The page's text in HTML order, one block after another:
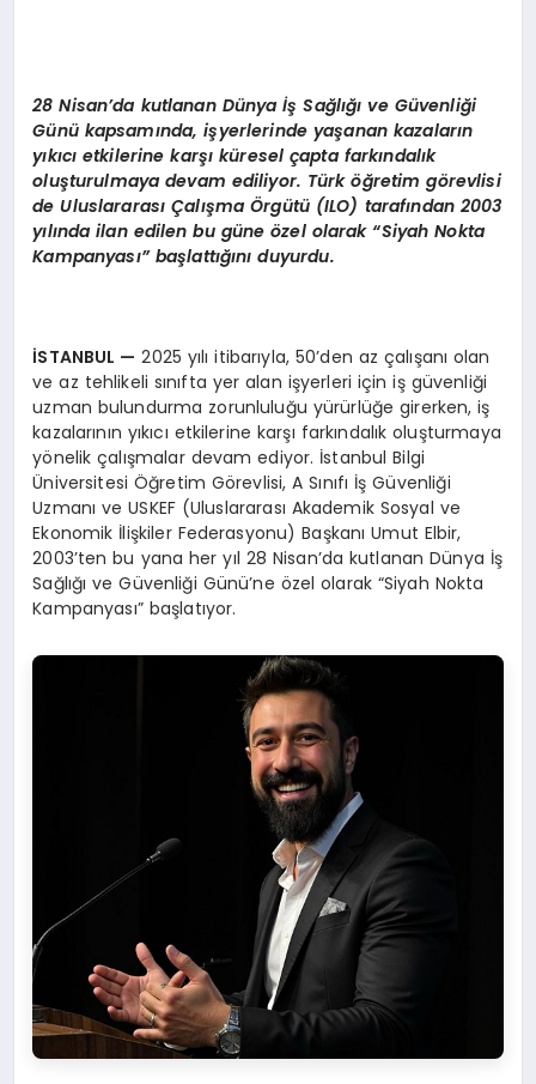
28 Nisan’da kutlanan Dünya İş Sağlığı ve Güvenliği
Günü kapsamında, işyerlerinde yaşanan kazaların
yıkıcı etkilerine karşı küresel çapta farkındalık
oluşturulmaya devam ediliyor. Türk öğretim görevlisi
de Uluslararası Çalışma Örgütü (ILO) tarafından 2003
yılında ilan edilen bu güne özel olarak “Siyah Nokta
Kampanyası” başlattığını duyurdu.
İSTANBUL — 2025 yılı itibarıyla, 50’den az çalışanı olan
ve az tehlikeli sınıfta yer alan işyerleri için iş güvenliği
uzman bulundurma zorunluluğu yürürlüğe girerken, iş
kazalarının yıkıcı etkilerine karşı farkındalık oluşturmaya
yönelik çalışmalar devam ediyor. İstanbul Bilgi
Üniversitesi Öğretim Görevlisi, A Sınıfı İş Güvenliği
Uzmanı ve USKEF (Uluslararası Akademik Sosyal ve
Ekonomik İlişkiler Federasyonu) Başkanı Umut Elbir,
2003’ten bu yana her yıl 28 Nisan’da kutlanan Dünya İş
Sağlığı ve Güvenliği Günü’ne özel olarak “Siyah Nokta
Kampanyası” başlatıyor.